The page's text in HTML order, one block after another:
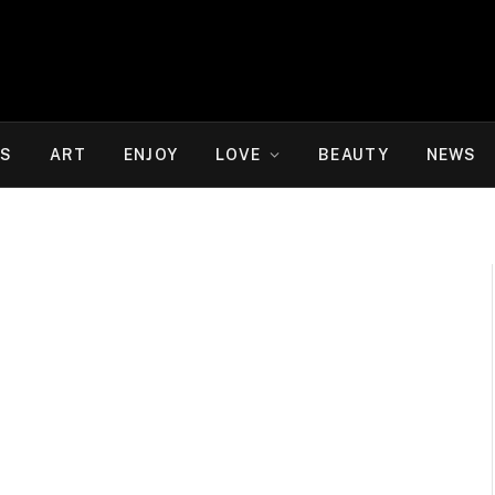
ART ENJOY LOVE BEAUTY NEWS